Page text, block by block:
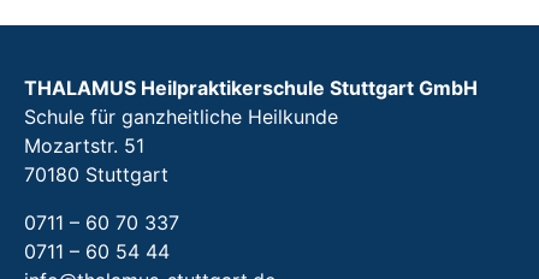
THALAMUS Heilpraktikerschule Stuttgart GmbH
Schule für ganzheitliche Heilkunde
Mozartstr. 51
70180 Stuttgart
0711 – 60 70 337
0711 – 60 54 44